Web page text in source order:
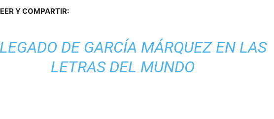
Y COMPARTIR:
DE GARCÍA MÁRQUEZ EN LAS
LETRAS DEL MUNDO